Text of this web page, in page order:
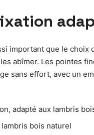
important que le
abîmer. Les pointes
sans effort, avec un
adapté aux lambris
bois naturel